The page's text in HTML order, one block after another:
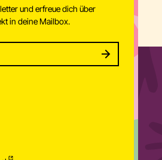
und erfreue dich über
in deine Mailbox.
and stay updated.
your email address to subscribe
SUBSCRIBE